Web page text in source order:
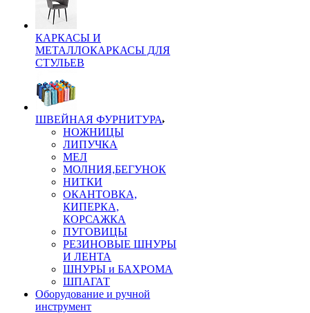
КАРКАСЫ И
МЕТАЛЛОКАРКАСЫ ДЛЯ
СТУЛЬЕВ
ШВЕЙНАЯ ФУРНИТУРА
НОЖНИЦЫ
ЛИПУЧКА
МЕЛ
МОЛНИЯ,БЕГУНОК
НИТКИ
ОКАНТОВКА,
КИПЕРКА,
КОРСАЖКА
ПУГОВИЦЫ
РЕЗИНОВЫЕ ШНУРЫ
И ЛЕНТА
ШНУРЫ и БАХРОМА
ШПАГАТ
Оборудование и ручной
инструмент